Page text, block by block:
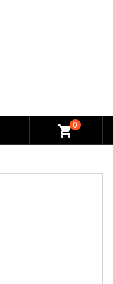
shopping_cart0